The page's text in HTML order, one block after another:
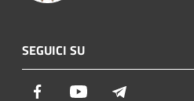
SEGUICI SU
Facebook Youtube